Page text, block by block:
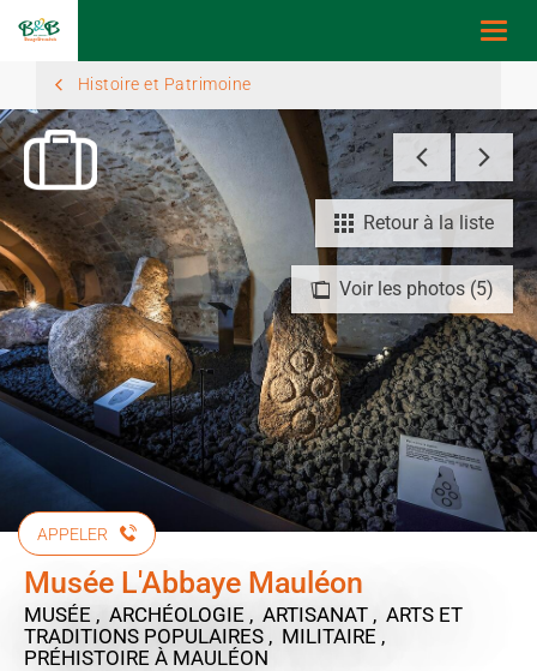
Histoire et Patrimoine
Voir les photos (5)
Retour à la liste
APPELER
Musée L'Abbaye Mauléon
MUSÉE , ARCHÉOLOGIE , ARTISANAT , ARTS ET
TRADITIONS POPULAIRES , MILITAIRE ,
PRÉHISTOIRE À MAULÉON